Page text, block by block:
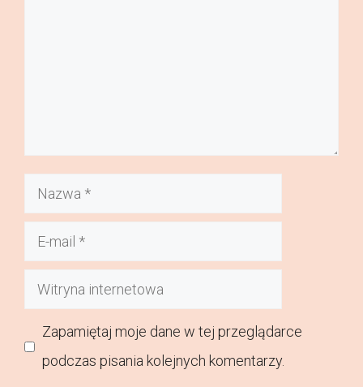
Nazwa
mail
Witryna
internetowa
Zapamiętaj moje dane w tej przeglądarce
podczas pisania kolejnych komentarzy.